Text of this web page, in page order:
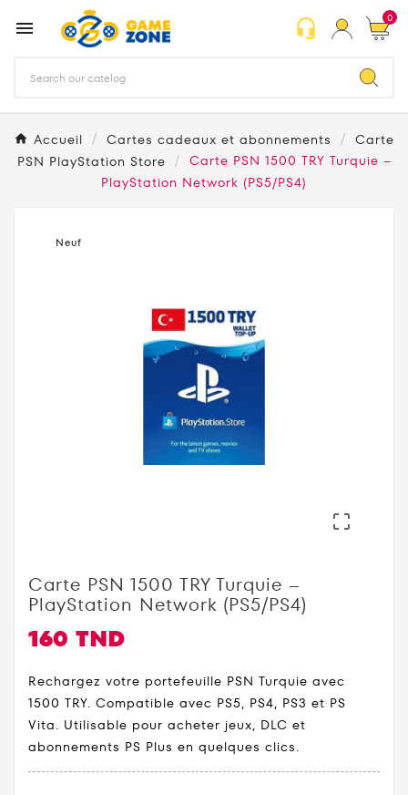
 headset_mic 0
Accueil Cartes cadeaux et abonnements
Carte
PSN PlayStation Store
Carte PSN 1500 TRY Turquie –
PlayStation Network (PS5/PS4)
Neuf

Carte PSN 1500 TRY Turquie –
PlayStation Network (PS5/PS4)
160 TND
Rechargez votre portefeuille PSN Turquie avec
1500 TRY. Compatible avec PS5, PS4, PS3 et PS
Vita. Utilisable pour acheter jeux, DLC et
abonnements PS Plus en quelques clics.